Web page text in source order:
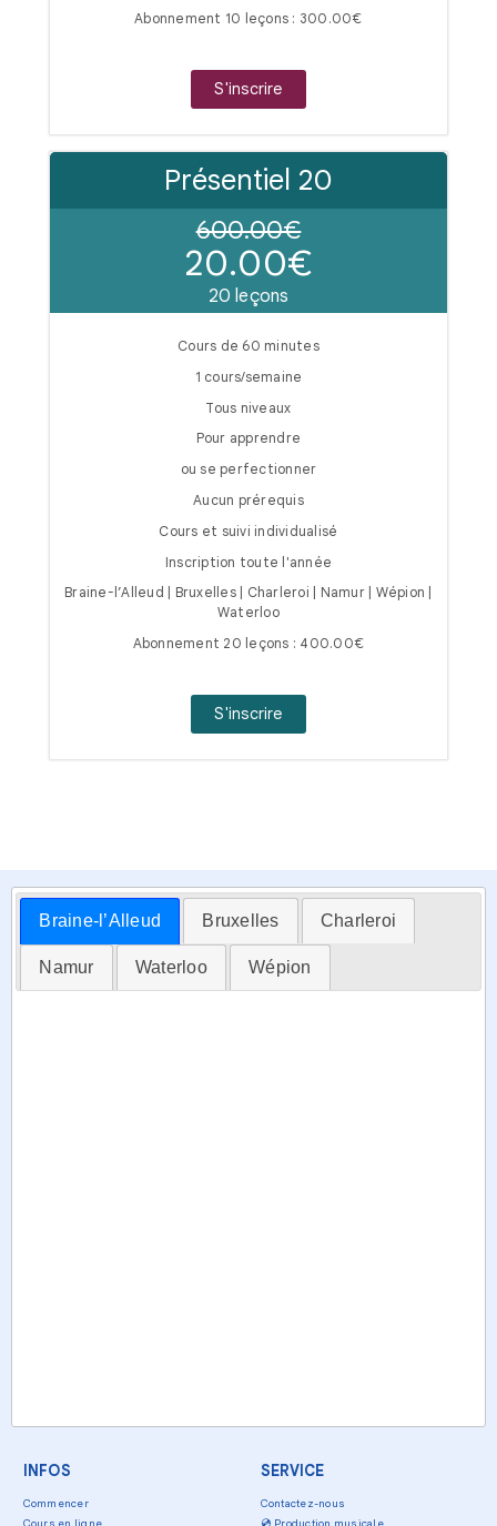
Abonnement 10 leçons : 300.00€
S'inscrire
Présentiel 20
600.00€
20.00€
20 leçons
Cours de 60 minutes
1 cours/semaine
Tous niveaux
Pour apprendre
ou se perfectionner
Aucun prérequis
Cours et suivi individualisé
Inscription toute l'année
Braine-l’Alleud | Bruxelles | Charleroi | Namur | Wépion |
Waterloo
Abonnement 20 leçons : 400.00€
S'inscrire
Braine-l’Alleud Bruxelles Charleroi
Namur Waterloo Wépion
INFOS
Commencer
SERVICE
Contactez-nous